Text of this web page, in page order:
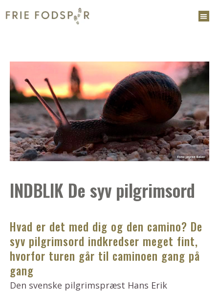
INDBLIK De syv pilgrimsord
Hvad er det med dig og den camino? De
syv pilgrimsord indkredser meget fint,
hvorfor turen går til caminoen gang på
gang
Den svenske pilgrimspræst Hans Erik